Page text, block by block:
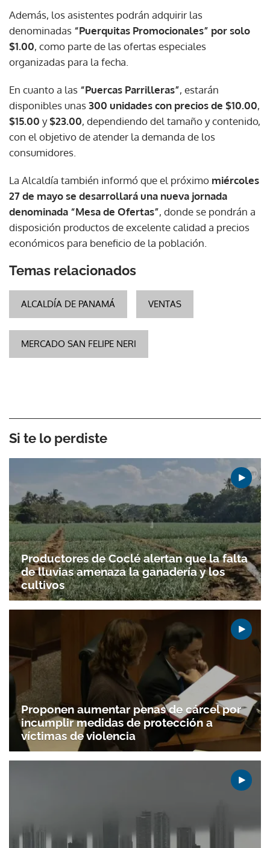
Además, los asistentes podrán adquirir las
denominadas “Puerquitas Promocionales” por solo
$1.00, como parte de las ofertas especiales
organizadas para la fecha.
En cuanto a las “Puercas Parrilleras”, estarán
disponibles unas300 unidades con precios de $10.00,
$15.00 y$23.00, dependiendo del tamaño y contenido,
con el objetivo de atender la demanda de los
consumidores.
La Alcaldía también informó que el próximo miércoles
27 de mayo se desarrollará una nueva jornada
denominada “Mesa de Ofertas”, donde se pondrán a
disposición productos de excelente calidad a precios
económicos para beneficio de la población.
Temas relacionados
ALCALDÍA DE PANAMÁ VENTAS
MERCADO SAN FELIPE NERI
Si te lo perdiste
Productores de Coclé alertan que la falta
de lluvias amenaza la ganadería y los
cultivos
Proponen aumentar penas de cárcel por
incumplir medidas de protección a
víctimas de violencia